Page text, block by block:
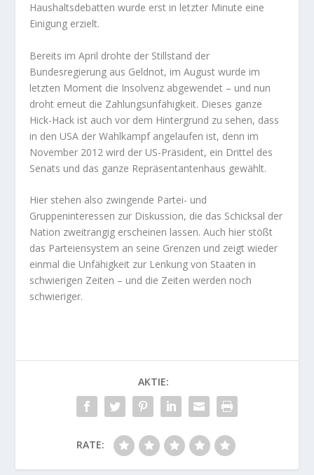
Haushaltsdebatten wurde erst in letzter Minute eine
Einigung erzielt.
Bereits im April drohte der Stillstand der
Bundesregierung aus Geldnot, im August wurde im
letzten Moment die Insolvenz abgewendet – und nun
droht erneut die Zahlungsunfähigkeit. Dieses ganze
Hick-Hack ist auch vor dem Hintergrund zu sehen, dass
in den USA der Wahlkampf angelaufen ist, denn im
November 2012 wird der US-Präsident, ein Drittel des
Senats und das ganze Repräsentantenhaus gewählt.
Hier stehen also zwingende Partei- und
Gruppeninteressen zur Diskussion, die das Schicksal der
Nation zweitrangig erscheinen lassen. Auch hier stößt
das Parteiensystem an seine Grenzen und zeigt wieder
einmal die Unfähigkeit zur Lenkung von Staaten in
schwierigen Zeiten – und die Zeiten werden noch
schwieriger.
AKTIE:
RATE: